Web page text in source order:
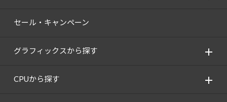
セール・キャンペーン
グラフィックスから探す
CPUから探す